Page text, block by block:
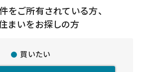
をご所有されている方、
まいをお探しの方
買いたい